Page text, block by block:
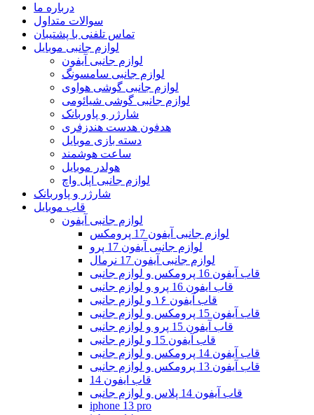
درباره ما
سوالات متداول
تماس تلفنی با پشتیبان
لوازم جانبی موبایل
لوازم جانبی آیفون
لوازم جانبی سامسونگ
لوازم جانبی گوشی هواوی
لوازم جانبی گوشی شیائومی
شارژر و پاوربانک
هدفون هدست هندزفری
دسته بازی موبایل
ساعت هوشمند
هولدر موبایل
لوازم جانبی اپل واچ
شارژر و پاوربانک
قاب موبایل
لوازم جانبی آیفون
لوازم جانبی آیفون 17 پرومکس
لوازم جانبی آیفون 17 پرو
لوازم جانبی آیفون 17 نرمال
قاب آیفون 16 پرومکس و لوازم جانبی
قاب ایفون 16 پرو و لوازم جانبی
قاب آیفون ۱۶ و لوازم جانبی
قاب آیفون 15 پرومکس و لوازم جانبی
قاب آیفون 15 پرو و لوازم جانبی
قاب آیفون 15 و لوازم جانبی
قاب آیفون 14 پرومکس و لوازم جانبی
قاب آیفون 13 پرومکس و لوازم جانبی
قاب ایفون 14
قاب آیفون 14 پلاس و لوازم جانبی
iphone 13 pro